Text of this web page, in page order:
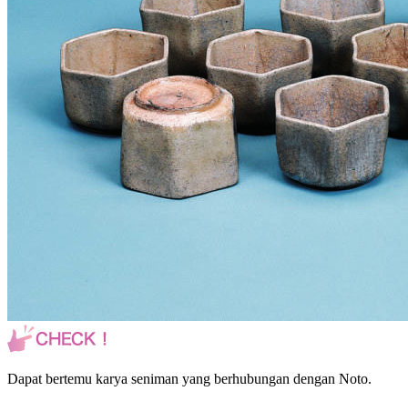
Dapat bertemu karya seniman yang berhubungan dengan Noto.